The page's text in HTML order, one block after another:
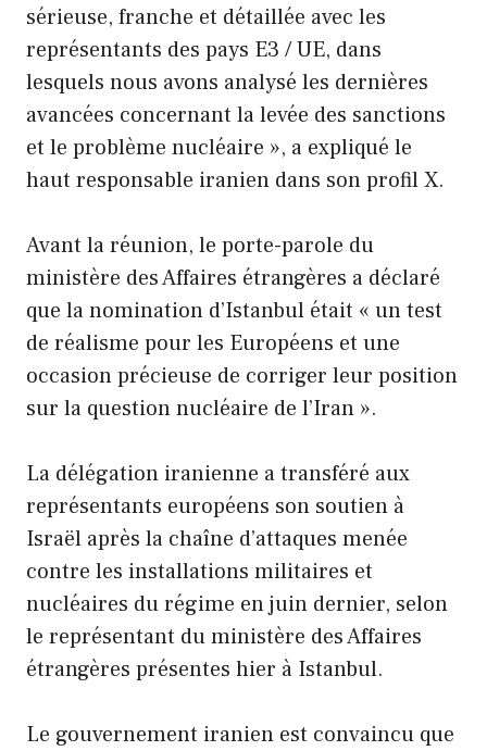
sérieuse, franche et détaillée avec les
représentants des pays E3 / UE, dans
lesquels nous avons analysé les dernières
avancées concernant la levée des sanctions
et le problème nucléaire », a expliqué le
haut responsable iranien dans son profil X.
Avant la réunion, le porte-parole du
ministère des Affaires étrangères a déclaré
que la nomination d’Istanbul était « un test
de réalisme pour les Européens et une
occasion précieuse de corriger leur position
sur la question nucléaire de l’Iran ».
La délégation iranienne a transféré aux
représentants européens son soutien à
Israël après la chaîne d’attaques menée
contre les installations militaires et
nucléaires du régime en juin dernier, selon
le représentant du ministère des Affaires
étrangères présentes hier à Istanbul.
Le gouvernement iranien est convaincu que